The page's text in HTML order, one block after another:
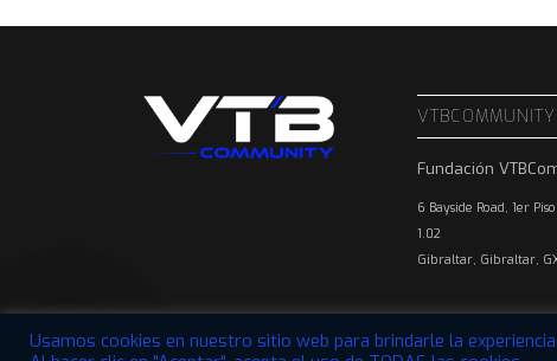
VTBCOMMUNITY
Fundación
6 Bayside Road, 1er
1.02
Gibraltar, Gibraltar,
Usamos cookies en nuestro sitio web para brindarle la